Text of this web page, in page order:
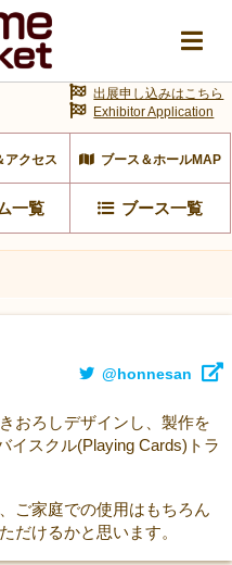
アクセス ブース＆ホールMAP
一覧 ブース一覧
出展申し込みはこちら
Exhibitor Application
@honnesan
おろしデザインし、製作を
イスクル(Playing Cards)トラ
ご家庭での使用はもちろん
だけるかと思います。